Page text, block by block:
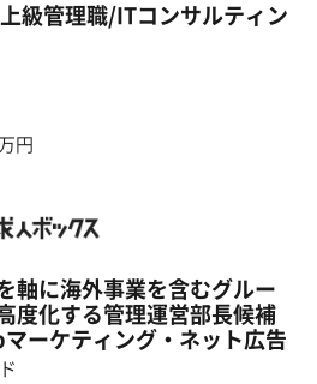
級管理職/ITコンサルティン
円
軸に海外事業を含むグルー
度化する管理運営部長候補
ーケティング・ネット広告